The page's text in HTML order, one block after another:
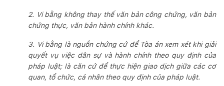
2. Vi bằng không thay thế văn bản công chứng, văn bản
chứng thực, văn bản hành chính khác.
3. Vi bằng là nguồn chứng cứ để Tòa án xem xét khi giải
quyết vụ việc dân sự và hành chính theo quy định của
pháp luật; là căn cứ để thực hiện giao dịch giữa các cơ
quan, tổ chức, cá nhân theo quy định của pháp luật.